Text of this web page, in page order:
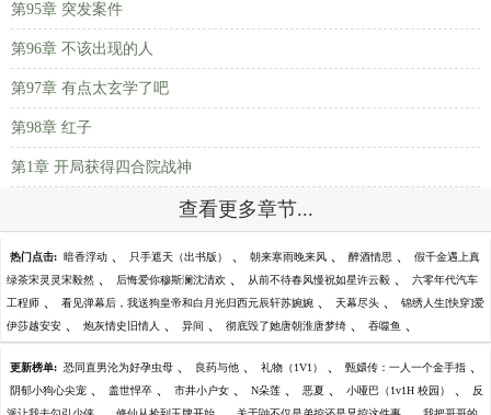
第95章 突发案件
第96章 不该出现的人
第97章 有点太玄学了吧
第98章 红子
第1章 开局获得四合院战神
查看更多章节...
热门点击: 暗香浮动 、 只手遮天（出书版） 、 朝来寒雨晚来风 、 醉酒情思 、 假千金遇上真
绿茶宋灵灵宋毅然 、 后悔爱你穆斯澜沈清欢 、 从前不待春风慢祝如星许云毅 、 六零年代汽车
工程师 、 看见弹幕后，我送狗皇帝和白月光归西元辰轩苏婉婉 、 天幕尽头 、 锦绣人生[快穿]爱
伊莎越安安 、 炮灰情史旧情人 、 异间 、 彻底毁了她唐朝淮唐梦绮 、 吞噬鱼 、
更新榜单: 恐同直男沦为好孕虫母 、 良药与他 、 礼物（1V1） 、 甄嬛传：一人一个金手指 、
阴郁小狗心尖宠 、 盖世悍卒 、 市井小户女 、 N朵莲 、 恶夏 、 小哑巴（1v1H 校园） 、 反